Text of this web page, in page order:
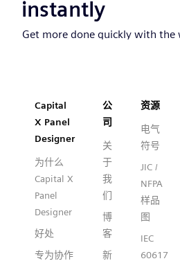
Capital™ X Panel Designer
Capital
X Panel
Designer
为什么
Capital X
Panel
Designer
好处
专为协作
公
司
关
于
我
们
博
客
新
资源
电气
符号
JIC /
NFPA
样品
图
IEC
60617